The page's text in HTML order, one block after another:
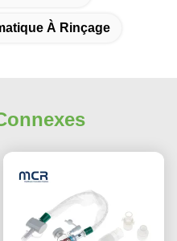
À Rinçage